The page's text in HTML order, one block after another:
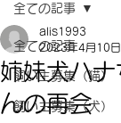
全ての記事
飼い主募集（猫）
飼い主募集（犬）
全ての記事
姉妹犬ハ
んの再会
alis1993
2023年4月10日